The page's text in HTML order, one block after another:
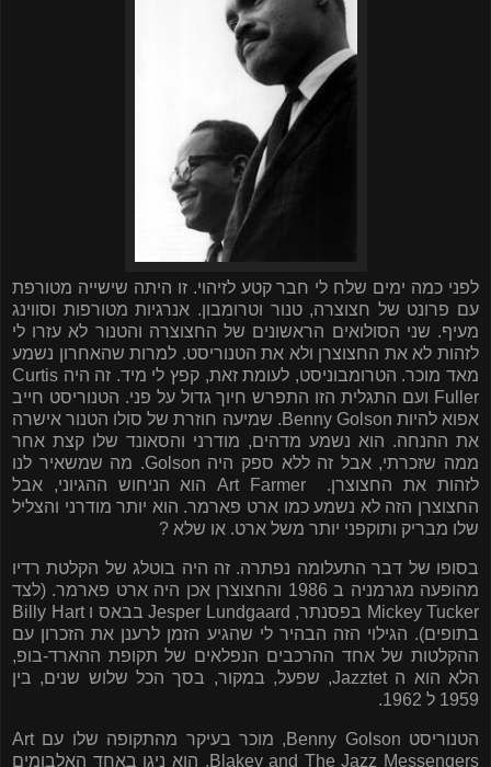
לפני כמה ימים שלח לי חבר קטע לזיהוי. זו היתה שישייה מטורפת
עם פרונט של חצוצרה, טנור וטרומבון. אנרגיות מטורפות וסווינג
מעיף. שני הסולואים הראשונים של החצוצרה והטנור לא עזרו לי
לזהות לא את החצוצרן ולא את הטנוריסט. למרות שהאחרון נשמע
מאד מוכר. הטרומבוניסט, לעומת זאת, קפץ לי מיד. זה היה Curtis
Fuller ועם התגלית הזו התפרש חיוך גדול על פני. הטנוריסט חייב
אפוא להיות Benny Golson. שמיעה חוזרת של סולו הטנור אישרה
את ההנחה. הוא נשמע מדהים, מודרני והסאונד שלו קצת אחר
ממה שזכרתי, אבל זה ללא ספק היה Golson. מה שמשאיר לנו
לזהות את החצוצרן.
Art Farmer
הוא הניחוש ההגיוני, אבל
החצוצרן הזה לא נשמע כמו ארט פארמר. הוא יותר מודרני והצליל
שלו מבריק ותוקפני יותר משל ארט. או שלא ?
בסופו של דבר התעלומה נפתרה. זה היה בוטלג של הקלטת רדיו
מהופעה מגרמניה ב 1986 והחצוצרן אכן היה ארט פארמר. (לצד
Mickey Tucker בפסנתר, Jesper Lundgaard בבאס וBilly Hart
בתופים). הגילוי הזה הבהיר לי שהגיע הזמן לרענן את הזכרון עם
ההקלטות של אחד ההרכבים הנפלאים של תקופת ההארד-בופ,
הלא הוא הJazztet, שפעל, במקור, בסך הכל שלוש שנים, בין
1959 ל 1962.
הטנוריסט Benny Golson, מוכר בעיקר מהתקופה שלו עםArt
Blakey and The Jazz Messengers. הוא ניגן באחד האלבומים